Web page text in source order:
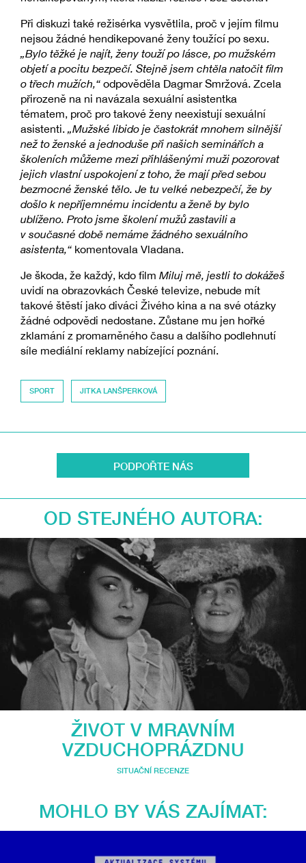
Při diskuzi také režisérka vysvětlila, proč v jejím filmu
nejsou žádné hendikepované ženy toužící po sexu.
„Bylo těžké je najít, ženy touží po lásce, po mužském
objetí a pocitu bezpečí. Stejně jsem chtěla natočit film
o třech mužích,“ odpověděla Dagmar Smržová. Zcela
přirozeně na ni navázala sexuální asistentka
tématem, proč pro takové ženy neexistují sexuální
asistenti. „Mužské libido je častokrát mnohem silnější
než to ženské a jednoduše při našich seminářích a
školeních můžeme mezi přihlášenými muži pozorovat
jejich vlastní uspokojení z toho, že mají před sebou
bezmocné ženské tělo. Je tu velké nebezpečí, že by
došlo k nepříjemnému incidentu a ženě by bylo
ublíženo. Proto jsme školení mužů zastavili a
v současné době nemáme žádného sexuálního
asistenta,“ komentovala Vladana.
Je škoda, že každý, kdo film Miluj mě, jestli to dokážeš
uvidí na obrazovkách České televize, nebude mít
takové štěstí jako diváci Živého kina a na své otázky
žádné odpovědi nedostane. Zůstane mu jen hořké
zklamání z promarněného času a dalšího podlehnutí
síle mediální reklamy nabízející poznání.
SPORT JITKA LANŠPERKOVÁ
PODPOŘTE NÁS
OD STEJNÉHO AUTORA:
ŽIVOT V MRAVNÍM
VZDUCHOPRÁZDNU
SITUAČNÍ RECENZE
MOHLO BY VÁS ZAJÍMAT: